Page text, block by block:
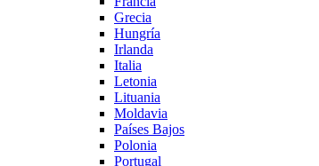
Grecia
Hungría
Irlanda
Italia
Letonia
Lituania
Moldavia
Países Bajos
Polonia
Portugal